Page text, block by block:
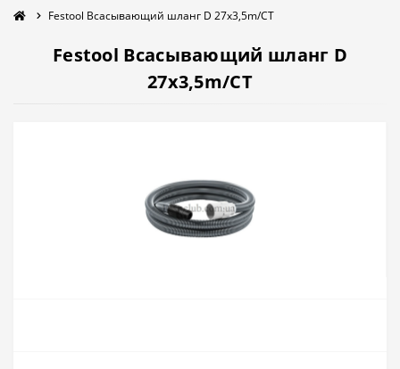
Festool Всасывающий шланг D 27x3,5m/CT
Festool Всасывающий шланг D
27x3,5m/CT